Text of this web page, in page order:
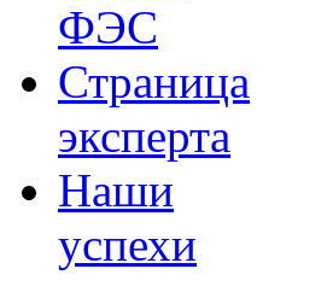
ФЭС
Страница
эксперта
Наши
успехи